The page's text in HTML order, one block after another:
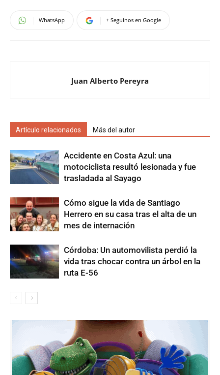
WhatsApp + Seguinos en Google
Juan Alberto Pereyra
Artículo relacionados Más del autor
Accidente en Costa Azul: una
motociclista resultó lesionada y fue
trasladada al Sayago
Cómo sigue la vida de Santiago
Herrero en su casa tras el alta de un
mes de internación
Córdoba: Un automovilista perdió la
vida tras chocar contra un árbol en la
ruta E-56